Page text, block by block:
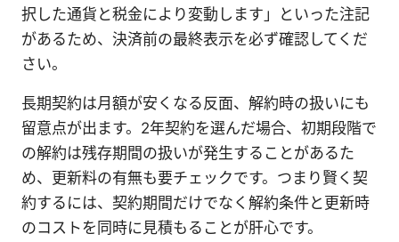
択した通貨と税金により変動します」といった注記
があるため、決済前の最終表示を必ず確認してくだ
さい。
長期契約は月額が安くなる反面、解約時の扱いにも
留意点が出ます。2年契約を選んだ場合、初期段階で
の解約は残存期間の扱いが発生することがあるた
め、更新料の有無も要チェックです。つまり賢く契
約するには、契約期間だけでなく解約条件と更新時
のコストを同時に見積もることが肝心です。